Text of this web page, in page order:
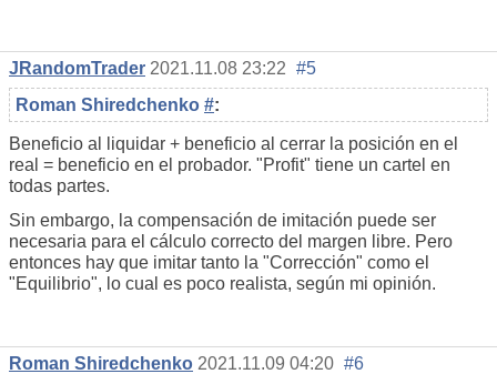
JRandomTrader 2021.11.08 23:22 #5
Roman Shiredchenko #:
Beneficio al liquidar + beneficio al cerrar la posición en el
real = beneficio en el probador. "Profit" tiene un cartel en
todas partes.
Sin embargo, la compensación de imitación puede ser
necesaria para el cálculo correcto del margen libre. Pero
entonces hay que imitar tanto la "Corrección" como el
"Equilibrio", lo cual es poco realista, según mi opinión.
Roman Shiredchenko 2021.11.09 04:20 #6